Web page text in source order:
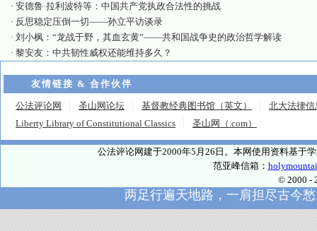
· 安德鲁·拉利波特等：中国共产党执政合法性的挑战
· 反思稳定压倒一切——孙立平访谈录
· 刘小枫：“龙战于野，其血玄黄”——共和国战争史的政治哲学解读
· 黎安友：中共韧性威权还能维持多久？
友情链接 & 合作伙伴
公法评论网 圣山网论坛 基督教经典图书馆（英文）
北大法律信
Liberty Library of Constitutional Classics
圣山网（.com）
公法评论网建于2000年5月26日。本网使用资料基于
范亚峰信箱：
© 2000 -
两足行遍天地路，一肩担尽古今